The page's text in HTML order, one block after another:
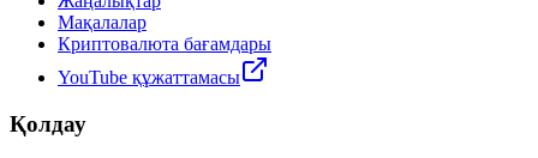
Мақалалар
Криптовалюта бағамдары
YouTube құжаттамасы
Қолдау